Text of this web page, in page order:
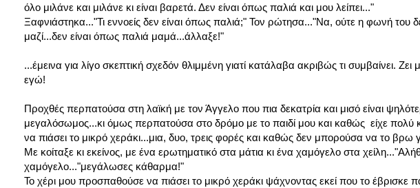
όλο μιλάνε και μιλάνε κι είναι βαρετά. Δεν είναι όπως παλιά και μου λείπει..."
Ξαφνιάστηκα..."Τι εννοείς δεν είναι όπως παλιά;" Τον ρώτησα..."Να, ούτε η φωνή του
μαζί...δεν είναι όπως παλιά μαμά...άλλαξε!"
...έμεινα για λίγο σκεπτική σχεδόν θλιμμένη γιατί κατάλαβα ακριβώς τι συμβαίνει.
εγώ!
Προχθές περπατούσα στη λαϊκή με τον Άγγελο που πια δεκατρία και μισό είναι
μεγαλόσωμος...κι όμως περπατούσα στο δρόμο με το παιδί μου και καθώς είχε πολύ
να πιάσει το μικρό χεράκι...μια, δυο, τρεις φορές και καθώς δεν μπορούσα να το βρω
Με κοίταξε κι εκείνος, με ένα ερωτηματικό στα μάτια κι ένα χαμόγελο στα
χαμόγελο..."μεγάλωσες κάθαρμα!"
Το χέρι μου προσπαθούσε να πιάσει το μικρό χεράκι ψάχνοντας εκεί που το έβρισκε